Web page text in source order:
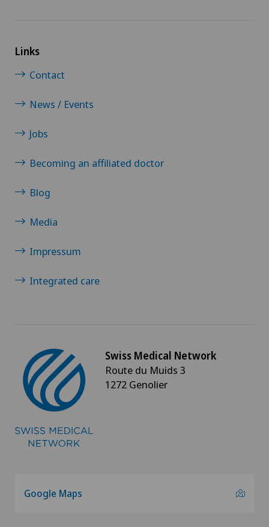
Links
Contact
News / Events
Jobs
Becoming an affiliated doctor
Blog
Media
Impressum
Integrated care
Swiss Medical Network
Route du Muids 3
1272 Genolier
Google Maps